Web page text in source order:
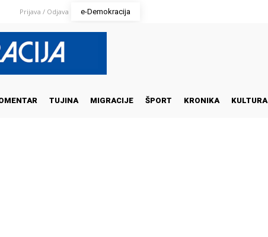
Prijava / Odjava e-Demokracija
TUJINA MIGRACIJE ŠPORT KRONIKA KULTURA